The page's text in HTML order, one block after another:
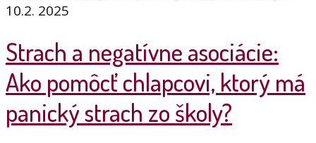
10.2. 2025
Strach a negatívne asociácie:
Ako pomôcť chlapcovi, ktorý má
panický strach zo školy?